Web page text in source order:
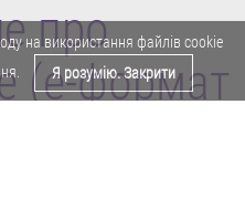
про
(e-формат
на використання файлів cookie
Я розумію. Закрити